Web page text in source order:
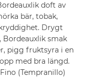
doft av
bär, tobak,
Drygt
smak
pigg fruktsyra i en
med bra längd.
(Tempranillo)